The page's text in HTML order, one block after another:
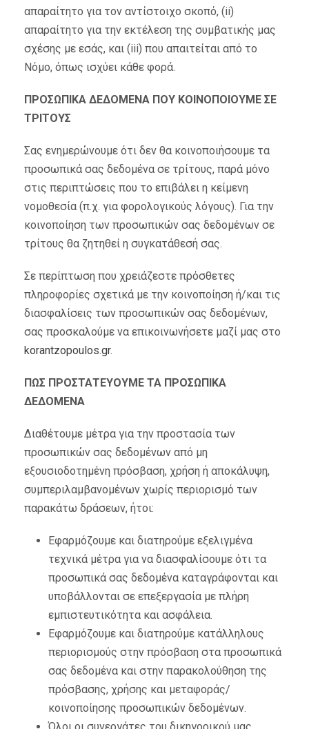
απαραίτητο για τον αντίστοιχο σκοπό, (ii)
απαραίτητο για την εκτέλεση της συμβατικής μας
σχέσης με εσάς, και (iii) που απαιτείται από το
Νόμο, όπως ισχύει κάθε φορά.
ΠΡΟΣΩΠΙΚΑ ΔΕΔΟΜΕΝΑ ΠΟΥ ΚΟΙΝΟΠΟΙΟΥΜΕ ΣΕ
ΤΡΙΤΟΥΣ
Σας ενημερώνουμε ότι δεν θα κοινοποιήσουμε τα
προσωπικά σας δεδομένα σε τρίτους, παρά μόνο
στις περιπτώσεις που το επιβάλει η κείμενη
νομοθεσία (π.χ. για φορολογικούς λόγους). Για την
κοινοποίηση των προσωπικών σας δεδομένων σε
τρίτους θα ζητηθεί η συγκατάθεσή σας.
Σε περίπτωση που χρειάζεστε πρόσθετες
πληροφορίες σχετικά με την κοινοποίηση ή/και τις
διασφαλίσεις των προσωπικών σας δεδομένων,
σας προσκαλούμε να επικοινωνήσετε μαζί μας στο
korantzopoulos.gr.
ΠΩΣ ΠΡΟΣΤΑΤΕΥΟΥΜΕ ΤΑ ΠΡΟΣΩΠΙΚΑ
ΔΕΔΟΜΕΝΑ
Διαθέτουμε μέτρα για την προστασία των
προσωπικών σας δεδομένων από μη
εξουσιοδοτημένη πρόσβαση, χρήση ή αποκάλυψη,
συμπεριλαμβανομένων χωρίς περιορισμό των
παρακάτω δράσεων, ήτοι:
Εφαρμόζουμε και διατηρούμε εξελιγμένα
τεχνικά μέτρα για να διασφαλίσουμε ότι τα
προσωπικά σας δεδομένα καταγράφονται και
υποβάλλονται σε επεξεργασία με πλήρη
εμπιστευτικότητα και ασφάλεια.
Εφαρμόζουμε και διατηρούμε κατάλληλους
περιορισμούς στην πρόσβαση στα προσωπικά
σας δεδομένα και στην παρακολούθηση της
πρόσβασης, χρήσης και μεταφοράς/
κοινοποίησης προσωπικών δεδομένων.